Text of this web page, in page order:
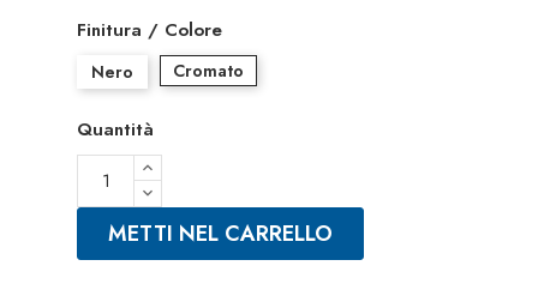
Finitura / Colore
Nero Cromato
Quantità
METTI NEL CARRELLO